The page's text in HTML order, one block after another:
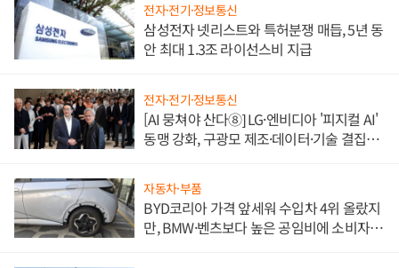
전자·전기·정보통신
삼성전자 넷리스트와 특허분쟁 매듭, 5년 동
안 최대 1.3조 라이선스비 지급
전자·전기·정보통신
[AI 뭉쳐야 산다⑧] LG·엔비디아 '피지컬 AI'
동맹 강화, 구광모 제조·데이터·기술 결집
자동차·부품
BYD코리아 가격 앞세워 수입차 4위 올랐지
만, BMW·벤츠보다 높은 공임비에 소비자